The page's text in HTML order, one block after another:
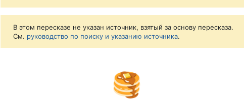
В этом пересказе не указан источник, взятый за основу пересказа.
См. руководство по поиску и указанию источника.
🥞